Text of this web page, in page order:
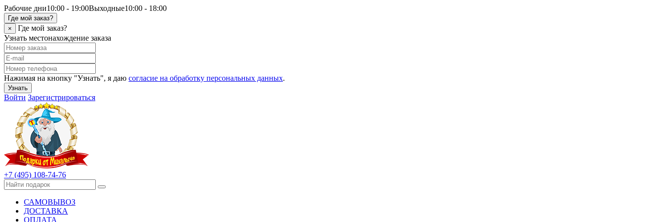
Рабочие дни10:00 - 19:00Выходные10:00 - 18:00
Где мой заказ?
×
Где мой заказ?
Узнать местонахождение заказа
Нажимая на кнопку "Узнать", я даю согласие на обработку персональных данных.
Узнать
Войти Зарегистрироваться
+7 (495) 108-74-76
САМОВЫВОЗ
ДОСТАВКА
ОПЛАТА